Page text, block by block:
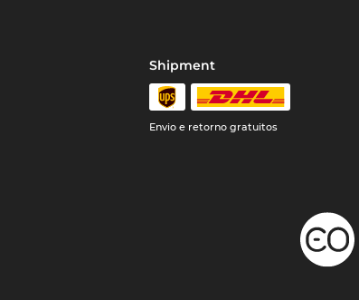
Shipment
Envio e retorno gratuitos